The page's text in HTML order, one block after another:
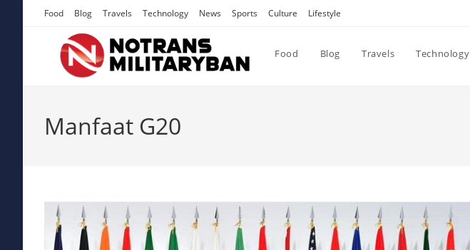
Food Blog Travels Technology News Sports Culture Lifestyle
Food Blog Travels Technology
Manfaat G20